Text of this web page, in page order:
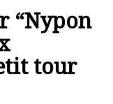
“Nypon
tour